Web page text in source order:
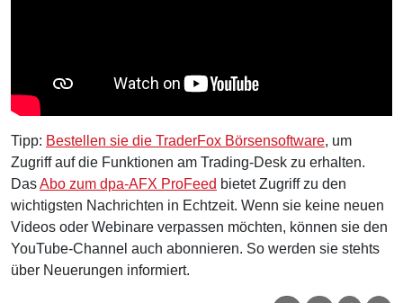
Tipp: Bestellen sie die TraderFox Börsensoftware, um
Zugriff auf die Funktionen am Trading-Desk zu erhalten.
DasAbo zum dpa-AFX ProFeed bietet Zugriff zu den
wichtigsten Nachrichten in Echtzeit. Wenn sie keine neuen
Videos oder Webinare verpassen möchten, können sie den
YouTube-Channel auch abonnieren. So werden sie stehts
über Neuerungen informiert.